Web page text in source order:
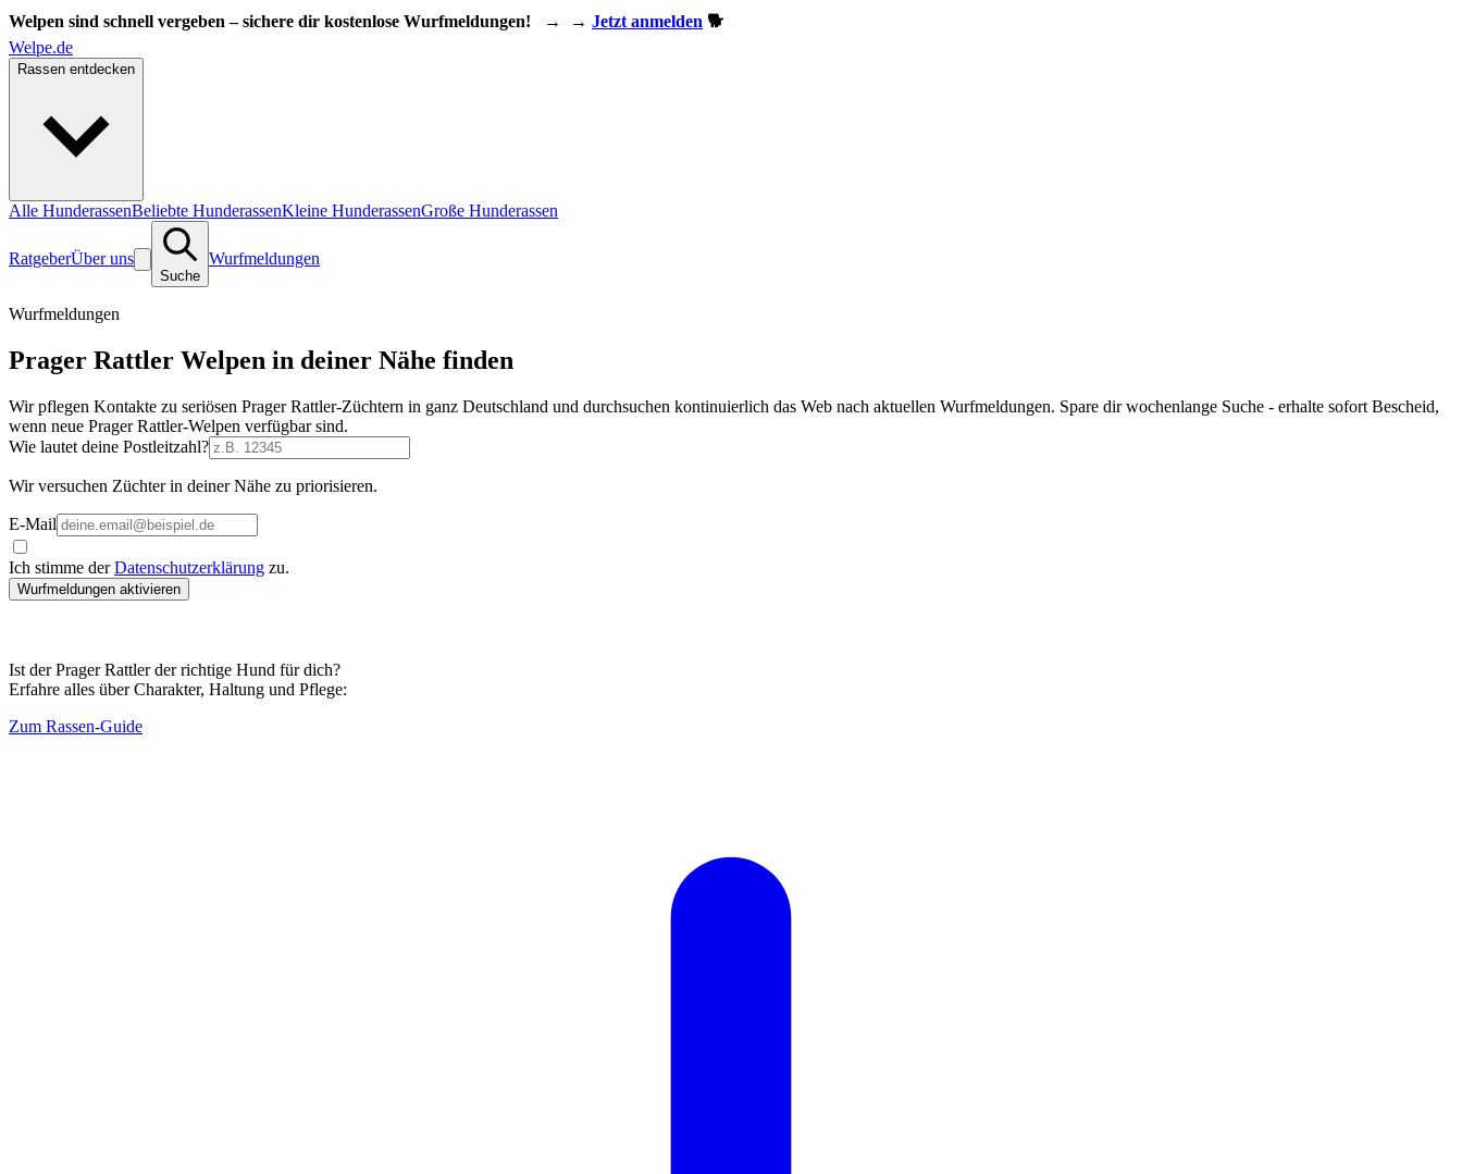
Welpen sind schnell vergeben – sichere dir kostenlose Wurfmeldungen! → → Jetzt anmelden 🐕
Welpe.de
Rassen entdecken
Alle HunderassenBeliebte HunderassenKleine HunderassenGroße Hunderassen
RatgeberÜber uns
Suche
Wurfmeldungen
Wurfmeldungen
Prager Rattler Welpen in deiner Nähe finden
Wir pflegen Kontakte zu seriösen Prager Rattler-Züchtern in ganz Deutschland und durchsuchen kontinuierlich das Web nach aktuellen Wurfmeldungen. Spare dir wochenlange Suche - erhalte sofort Bescheid,
wenn neue Prager Rattler-Welpen verfügbar sind.
Wie lautet deine Postleitzahl?
Wir versuchen Züchter in deiner Nähe zu priorisieren.
E-Mail
Ich stimme derDatenschutzerklärung zu.
Wurfmeldungen aktivieren
Ist der Prager Rattler der richtige Hund für dich?
Erfahre alles über Charakter, Haltung und Pflege:
Zum Rassen-Guide